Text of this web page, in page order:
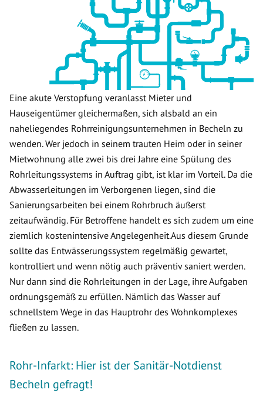
Eine akute Verstopfung veranlasst Mieter und
Hauseigentümer gleichermaßen, sich alsbald an ein
naheliegendes Rohrreinigungsunternehmen in Becheln zu
wenden. Wer jedoch in seinem trauten Heim oder in seiner
Mietwohnung alle zwei bis drei Jahre eine Spülung des
Rohrleitungssystems in Auftrag gibt, ist klar im Vorteil. Da die
Abwasserleitungen im Verborgenen liegen, sind die
Sanierungsarbeiten bei einem Rohrbruch äußerst
zeitaufwändig. Für Betroffene handelt es sich zudem um eine
ziemlich kostenintensive Angelegenheit.Aus diesem Grunde
sollte das Entwässerungssystem regelmäßig gewartet,
kontrolliert und wenn nötig auch präventiv saniert werden.
Nur dann sind die Rohrleitungen in der Lage, ihre Aufgaben
ordnungsgemäß zu erfüllen. Nämlich das Wasser auf
schnellstem Wege in das Hauptrohr des Wohnkomplexes
fließen zu lassen.
Rohr-Infarkt: Hier ist der Sanitär-Notdienst
Becheln gefragt!